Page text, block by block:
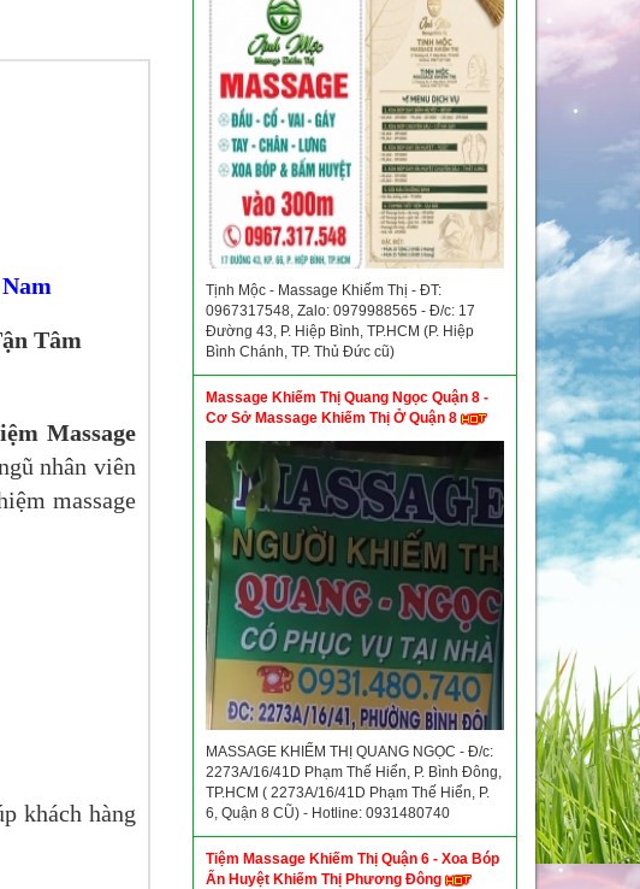
Tâm
Massage
nhân viên
massage
khách hàng
Tịnh Mộc - Massage Khiếm Thị - ĐT:
0967317548, Zalo: 0979988565 - Đ/c: 17
Đường 43, P. Hiệp Bình, TP.HCM (P. Hiệp
Bình Chánh, TP. Thủ Đức cũ)
Massage Khiếm Thị Quang Ngọc Quận 8 -
Cơ Sở Massage Khiếm Thị Ở Quận 8
MASSAGE KHIẾM THỊ QUANG NGỌC - Đ/c:
2273A/16/41D Phạm Thế Hiển, P. Bình Đông,
TP.HCM ( 2273A/16/41D Phạm Thế Hiển, P.
6, Quận 8 CŨ) - Hotline: 0931480740
Tiệm Massage Khiếm Thị Quận 6 - Xoa Bóp
Ấn Huyệt Khiếm Thị Phương Đông